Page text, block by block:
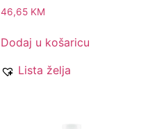
46,65 KM
Dodaj u košaricu
Lista želja